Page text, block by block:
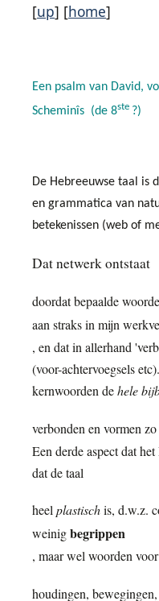
[up] [home]
Een psalm van David,
Scheminîs (de 8ste ?)
De Hebreeuwse taal is
en grammatica van
betekenissen (web of
Dat netwerk ontstaat
doordat bepaalde
aan straks in mijn
, en dat in allerhand
(voor-achtervoegsels
kernwoorden dehele
verbonden en vormen zo
Een derde aspect dat
dat de taal
heelplastischis, d.w.z.
weinigbegrippen
, maar wel woorden voor
houdingen,